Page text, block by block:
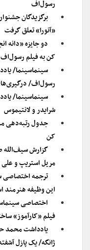
رسول‌اف
برگزیدگان
«آنورا» تعلق گرفت
دو جایزه «دانه
کن به فیلم
سینماسینما/
رسول‌اف/
سینماسینما/
شرایدر و لانتیموس
جدول رتبه‌دهی
کن
گزارش سیف‌الله
مریل استریپ و
ترجمه اختصاصی
این وظیفه هنرمند
اختصاصی
فیلم «کارآموز»
یادداشت محمد
ژانگه/ یک پازل